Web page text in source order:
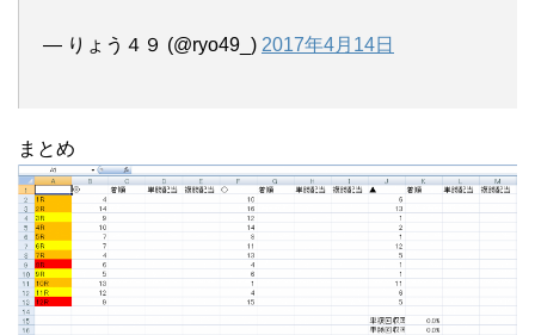
— りょう４９ (@ryo49_) 2017年4月14日
まとめ